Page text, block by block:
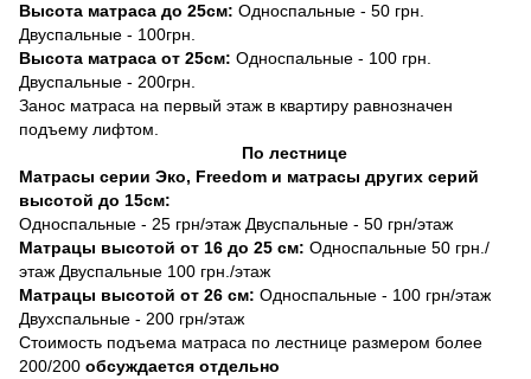
Высота матраса до 25см: Односпальные - 50 грн.
Двуспальные - 100грн.
Высота матраса от 25см: Односпальные - 100 грн.
Двуспальные - 200грн.
Занос матраса на первый этаж в квартиру равнозначен
подъему лифтом.
По лестнице
Матрасы серии Эко, Freedom и матрасы других серий
высотой до 15см:
Односпальные - 25 грн/этаж Двуспальные - 50 грн/этаж
Матрацы высотой от 16 до 25 см: Односпальные 50 грн./
этаж Двуспальные 100 грн./этаж
Матрацы высотой от 26 см: Односпальные - 100 грн/этаж
Двухспальные - 200 грн/этаж
Стоимость подъема матраса по лестнице размером более
200/200 обсуждается отдельно